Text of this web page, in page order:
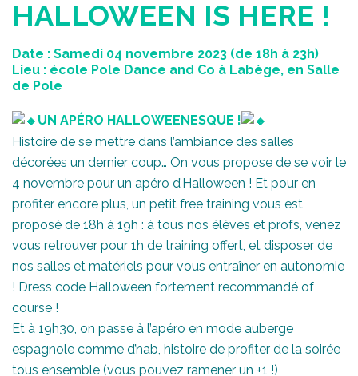
HALLOWEEN IS HERE !
Date : Samedi 04 novembre 2023 (de 18h à 23h)
Lieu : école Pole Dance and Co à Labège, en Salle
de Pole
UN APÉRO HALLOWEENESQUE !
Histoire de se mettre dans l’ambiance des salles
décorées un dernier coup… On vous propose de se voir le
4 novembre pour un apéro d’Halloween ! Et pour en
profiter encore plus, un petit free training vous est
proposé de 18h à 19h : à tous nos élèves et profs, venez
vous retrouver pour 1h de training offert, et disposer de
nos salles et matériels pour vous entraîner en autonomie
! Dress code Halloween fortement recommandé of
course !
Et à 19h30, on passe à l’apéro en mode auberge
espagnole comme d’hab, histoire de profiter de la soirée
tous ensemble (vous pouvez ramener un +1 !)